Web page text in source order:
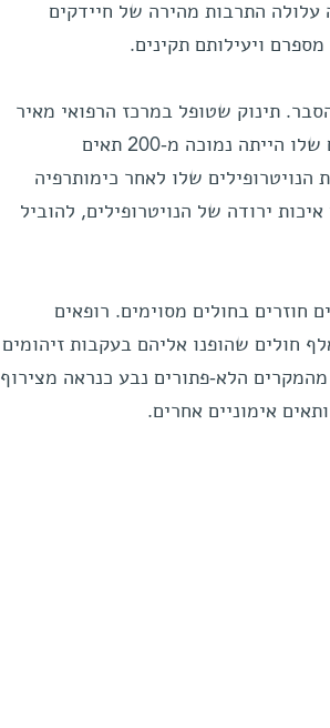
עלולה התרבות מהירה של חיידקים
ויעילותם תקינים.
תינוק שטופל במרכז הרפואי מאיר
בעקבות נוטרופניה מולדת הבריא, למרות שספירת הנויטרופילים שלו הייתה נמוכה מ-200 תאים
שלו לאחר כימותרפיה
איכות ירודה של הנויטרופילים, להוביל
חוזרים בחולים מסוימים. רופאים
חולים שהופנו אליהם בעקבות זיהומים
הלא-פתורים נבע כנראה מצירוף
אימוניים אחרים.